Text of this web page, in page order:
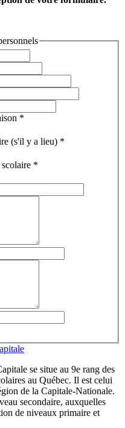
*
(s'il y a lieu) *
*
se situe au 9e rang des
au Québec. Il est celui
de la Capitale-Nationale.
secondaire, auxquelles
de niveaux primaire et